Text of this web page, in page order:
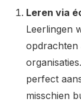
Leren via
Leerlingen
opdrachten
perfect
misschien